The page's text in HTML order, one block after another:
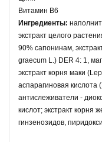
Витамин B6
Ингредиенты:
экстракт целого
90% сапонинам,
graecum L.) DER 4: 1,
экстракт корня маки
аспарагиновая кислота
антислеживатели -
кислот; экстракт корня
гинзенозидов,